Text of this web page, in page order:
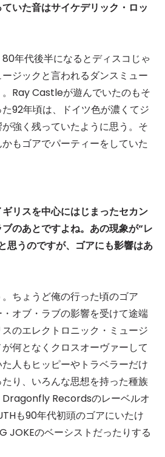
いた音はサイケデリック・ロッ
年代後半になるとディスコじゃ
ジックと言われるダンスミュー
Ray Castleが遊んでいたのもそ
92年頃は、ドイツ色が濃くてジ
強く残っていたように思う。そ
もゴアでパーティーをしていた
リスを中心にはじまったセカン
のあとですよね。あの現象が“レ
思うのですが、ゴアにも影響はあ
ちょうど俺の行った頃のゴア
オブ・ラブの影響を受けて途端
のエレクトロニック・ミュージ
何となくクロスオーヴァーして
人もヒッピーやトラベラーだけ
り、いろんな思想を持った種族
Dragonfly Recordsのレーベルオ
も90年代初頭のゴアにいたけ
JOKEのベーシストだったりする